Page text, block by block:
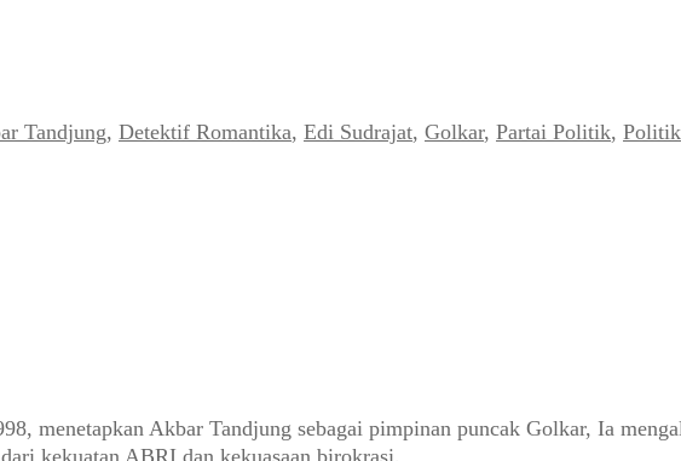
Tandjung, Detektif Romantika, Edi Sudrajat, Golkar, Partai Politik, Politik
menetapkan Akbar Tandjung sebagai pimpinan puncak Golkar, Ia
kekuatan ABRI dan kekuasaan birokrasi.